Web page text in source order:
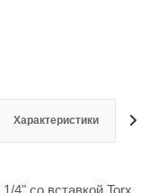
Характеристики
4" со вставкой Torx